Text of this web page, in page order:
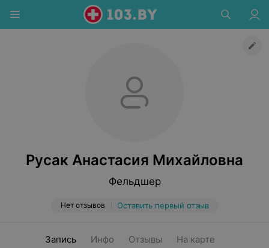
Русак Анастасия Михайловна
Фельдшер
Нет отзывов Оставить первый отзыв
Запись Инфо Отзывы На карте